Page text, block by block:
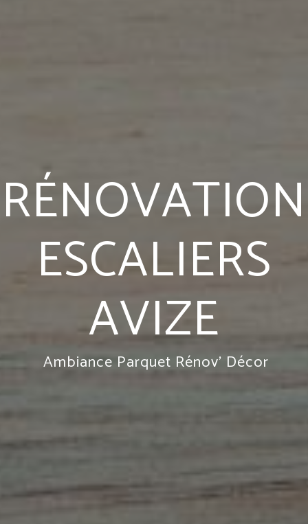
RÉNOVATION
ESCALIERS
AVIZE
Ambiance Parquet Rénov' Décor